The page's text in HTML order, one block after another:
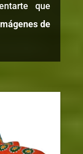
que
de